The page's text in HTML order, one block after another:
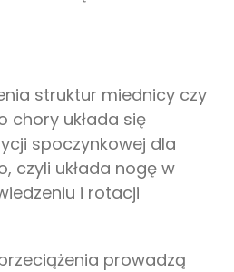
struktur miednicy czy
chory układa się
spoczynkowej dla
czyli układa nogę w
i rotacji
prowadzą